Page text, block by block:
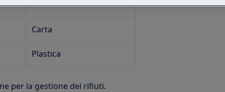
Carta
Plastica
per la gestione dei rifiuti.